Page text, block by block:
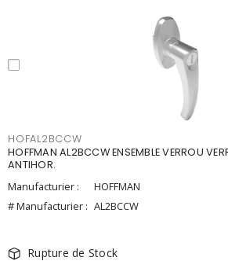
HOFAL2BCCW
HOFFMAN AL2BCCW ENSEMBLE VERROU
ANTIHOR.
Manufacturier :
HOFFMAN
# Manufacturier : AL2BCCW
Rupture de Stock